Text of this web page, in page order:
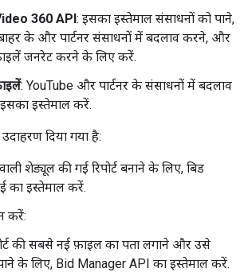
360 API: इसका इस्तेमाल संसाधनों को पाने,
के और पार्टनर संसाधनों में बदलाव करने, और
फ़ाइलें जनरेट करने के लिए करें.
: YouTube और पार्टनर के संसाधनों में बदलाव
इस्तेमाल करें.
दिया गया है:
शेड्यूल की गई रिपोर्ट बनाने के लिए, बिड
का इस्तेमाल करें.
करें:
की सबसे नई फ़ाइल का पता लगाने और उसे
के लिए, Bid Manager API का इस्तेमाल करें.